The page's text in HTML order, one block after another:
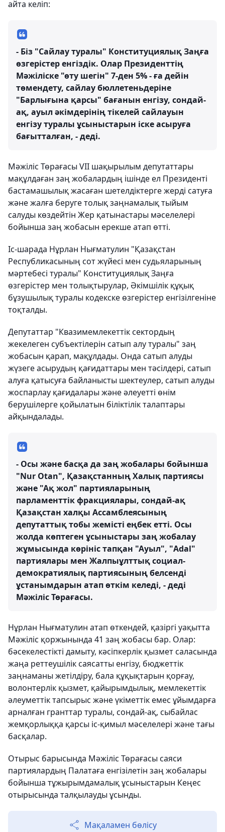
айта келіп:
- Біз "Сайлау туралы" Конституциялық Заңға
өзгерістер енгіздік. Олар Президенттің
Мәжіліске "өту шегін" 7-ден 5% - ға дейін
төмендету, сайлау бюллетеньдеріне
"Барлығына қарсы" бағанын енгізу, сондай-
ақ, ауыл әкімдерінің тікелей сайлауын
енгізу туралы ұсыныстарын іске асыруға
бағытталған, - деді.
Мәжіліс Төрағасы VII шақырылым депутаттары
мақұлдаған заң жобалардың ішінде ел Президенті
бастамашылық жасаған шетелдіктерге жерді сатуға
және жалға беруге толық заңнамалық тыйым
салуды көздейтін Жер қатынастары мәселелері
бойынша заң жобасын ерекше атап өтті.
Іс-шарада Нұрлан Нығматулин "Қазақстан
Республикасының сот жүйесі мен судьяларының
мәртебесі туралы" Конституциялық Заңға
өзгерістер мен толықтырулар, Әкімшілік құқық
бұзушылық туралы кодекске өзгерістер енгізілгеніне
тоқталды.
Депутаттар "Квазимемлекеттік сектордың
жекелеген субъектілерін сатып алу туралы" заң
жобасын қарап, мақұлдады. Онда сатып алуды
жүзеге асырудың қағидаттары мен тәсілдері, сатып
алуға қатысуға байланысты шектеулер, сатып алуды
жоспарлау қағидалары және әлеуетті өнім
берушілерге қойылатын біліктілік талаптары
айқындалады.
- Осы және басқа да заң жобалары бойынша
"Nur Otan", Қазақстанның Халық партиясы
және "Ақ жол" партияларының
парламенттік фракциялары, сондай-ақ
Қазақстан халқы Ассамблеясының
депутаттық тобы жемісті еңбек етті. Осы
жолда көптеген ұсыныстары заң жобалау
жұмысында көрініс тапқан "Ауыл", "Adal"
партиялары мен Жалпыұлттық социал-
демократиялық партиясының белсенді
ұстанымдарын атап өткім келеді, - деді
Мәжіліс Төрағасы.
Нұрлан Нығматулин атап өткендей, қазіргі уақытта
Мәжіліс қоржынында 41 заң жобасы бар. Олар:
бәсекелестікті дамыту, кәсіпкерлік қызмет саласында
жаңа реттеушілік саясатты енгізу, бюджеттік
заңнаманы жетілдіру, бала құқықтарын қорғау,
волонтерлік қызмет, қайырымдылық, мемлекеттік
әлеуметтік тапсырыс және үкіметтік емес ұйымдарға
арналған гранттар туралы, сондай-ақ, сыбайлас
жемқорлыққа қарсы іс-қимыл мәселелері және тағы
басқалар.
Отырыс барысында Мәжіліс Төрағасы саяси
партиялардың Палатаға енгізілетін заң жобалары
бойынша тұжырымдамалық ұсыныстарын Кеңес
отырысында талқылауды ұсынды.
Мақаламен бөлісу